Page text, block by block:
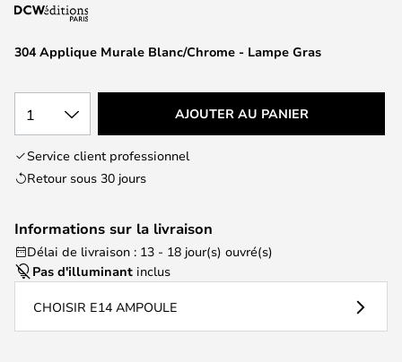
of
images
304 Applique Murale Blanc/Chrome - Lampe Gras
1 AJOUTER AU PANIER
Service client professionnel
Retour sous 30 jours
Informations sur la livraison
Délai de livraison : 13 - 18 jour(s) ouvré(s)
Pas d'illuminant inclus
CHOISIR E14 AMPOULE